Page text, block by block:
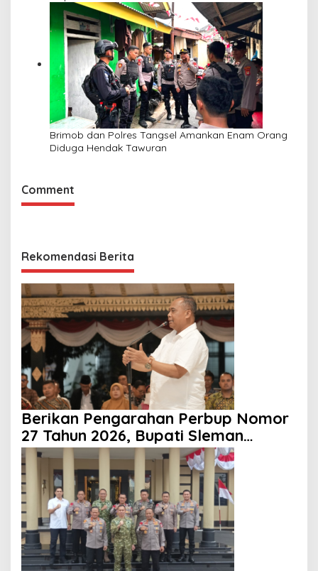
Brimob dan Polres Tangsel Amankan Enam Orang
Diduga Hendak Tawuran
Comment
Rekomendasi Berita
Berikan Pengarahan Perbup Nomor
27 Tahun 2026, Bupati Sleman
Tekankan Profesionalisme dan
Pelayanan Masyarakat